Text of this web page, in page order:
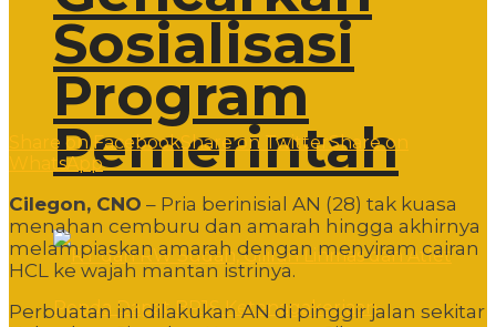
Sosialisasi
Program
Pemerintah
Share on FacebookShare on Twitter Share on
WhatsApp
Cilegon, CNO – Pria berinisial AN (28) tak kuasa
menahan cemburu dan amarah hingga akhirnya
melampiaskan amarah dengan menyiram cairan
HCL ke wajah mantan istrinya.
Perbuatan ini dilakukan AN di pinggir jalan sekitar